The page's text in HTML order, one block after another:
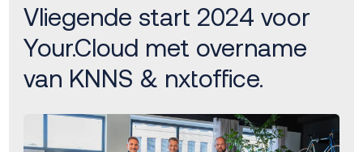
Vliegende start 2024 voor
Your.Cloud met overname
van KNNS & nxtoffice.